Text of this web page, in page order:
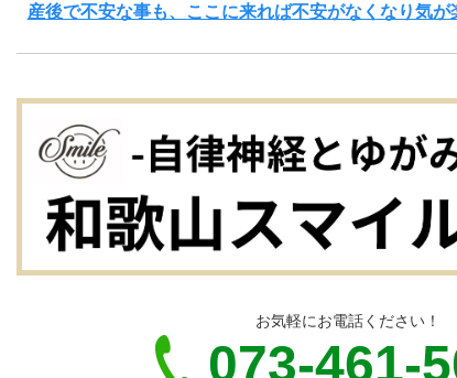
産後で不安な事も、ここに来れば不安がなくなり気が
お気軽にお電話ください！
073-461-